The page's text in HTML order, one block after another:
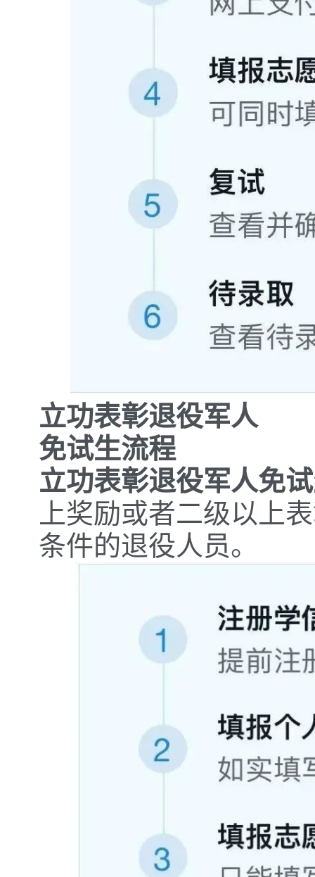
立功表彰退役军人
免试生流程
立功表彰退役军人免
上奖励或者二级以上
条件的退役人员。